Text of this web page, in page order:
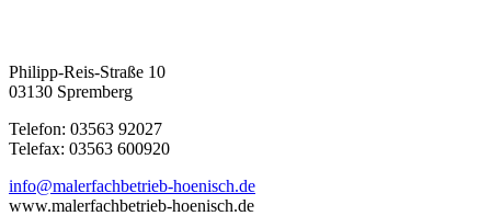
Philipp-Reis-Straße 10
03130 Spremberg
Telefon: 03563 92027
Telefax: 03563 600920
info@malerfachbetrieb-hoenisch.de
www.malerfachbetrieb-hoenisch.de